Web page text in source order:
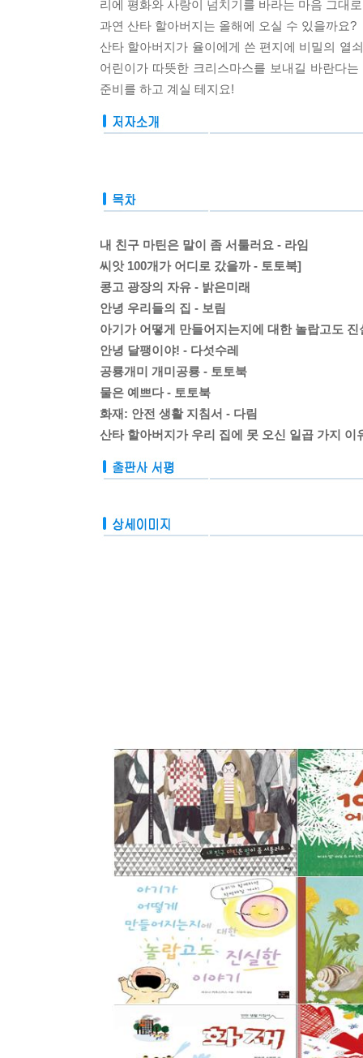
리에 평화와 사랑이 넘치기를 바라는 마음 그대
과연 산타 할아버지는 올해에 오실 수 있을까요?
산타 할아버지가 율이에게 쓴 편지에 비밀의 열
어린이가 따뜻한 크리스마스를 보내길 바란다
준비를 하고 계실 테지요!
내 친구 마틴은 말이 좀 서툴러요 - 라임
씨앗 100개가 어디로 갔을까 - 토토북]
콩고 광장의 자유 - 밝은미래
안녕 우리들의 집 - 보림
아기가 어떻게 만들어지는지에 대한 놀랍고도
안녕 달팽이야! - 다섯수레
공룡개미 개미공룡 - 토토북
물은 예쁘다 - 토토북
화재: 안전 생활 지침서 - 다림
산타 할아버지가 우리 집에 못 오신 일곱 가지 이